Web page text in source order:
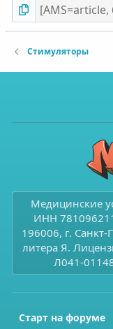
Стимуляторы
Медицинские
ИНН
196006, г. Санкт-
литера Я.
Л041-
Старт на форуме